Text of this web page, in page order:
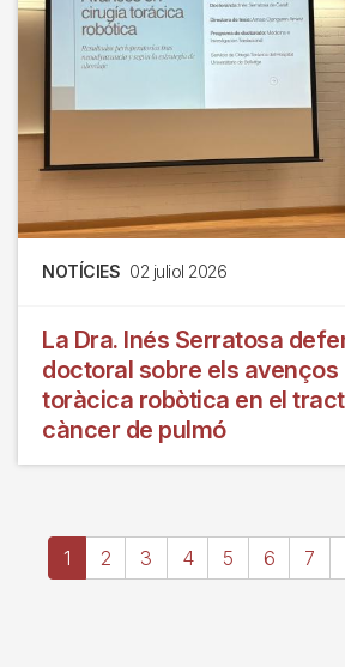
NOTÍCIES 02 juliol 2026
La Dra. Inés Serratosa
doctoral sobre els avenços
toràcica robòtica en el
càncer de pulmó
Paginació
Pàgina
actual
1 Page
2 Page
3 Page
4 Page
5 Page
6 7